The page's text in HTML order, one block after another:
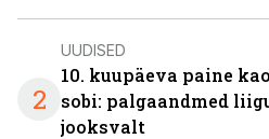
2
UUDISED
10. kuupäeva paine
sobi: palgaandmed
jooksvalt